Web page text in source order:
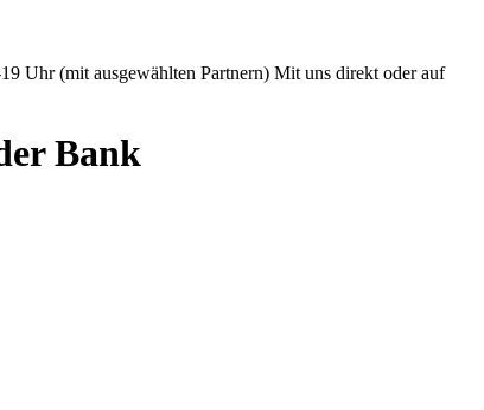
Uhr (mit ausgewählten Partnern) Mit uns direkt oder auf
Bank